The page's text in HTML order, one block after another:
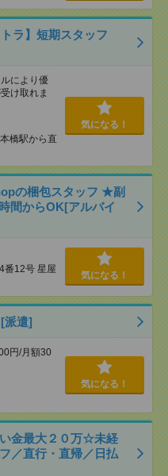
ラ】短期スタッフ
により優
け取れま
橋駅から直
気になる！
の梱包スタッフ ★副
間からOK[アルバイ
番12号 星屋
気になる！
派遣]
円/月額30
気になる！
金最大２０万☆未経
／直行・直帰／日払